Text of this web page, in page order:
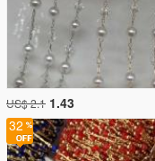
US$ 2.1 1.43
32